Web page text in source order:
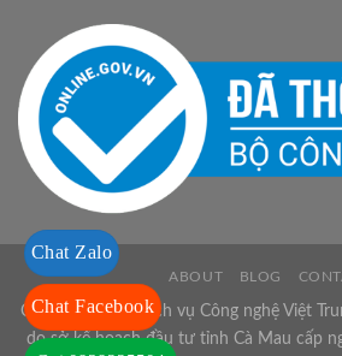
ABOUT BLOG
Công ty TNHH Dịch vụ Công nghệ Việt
do sở kế hoạch đầu tư tỉnh Cà Mau cấp
Chat Zalo
Chat Facebook